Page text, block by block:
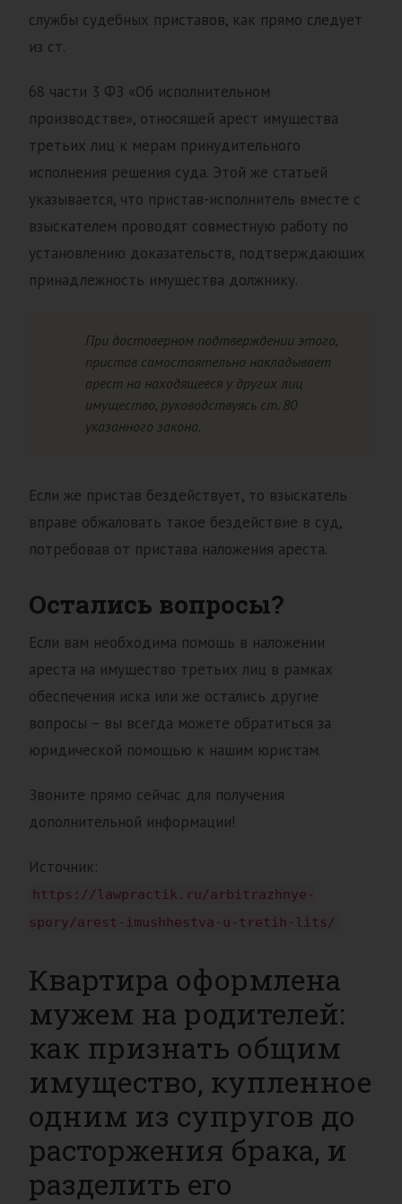
службы судебных приставов, как прямо следует
из ст.
68 части 3 ФЗ «Об исполнительном
производстве», относящей арест имущества
третьих лиц к мерам принудительного
исполнения решения суда. Этой же статьей
указывается, что пристав-исполнитель вместе с
взыскателем проводят совместную работу по
установлению доказательств, подтверждающих
принадлежность имущества должнику.
При достоверном подтверждении этого,
пристав самостоятельно накладывает
арест на находящееся у других лиц
имущество, руководствуясь ст. 80
указанного закона.
Если же пристав бездействует, то взыскатель
вправе обжаловать такое бездействие в суд,
потребовав от пристава наложения ареста.
Остались вопросы?
Если вам необходима помощь в наложении
ареста на имущество третьих лиц в рамках
обеспечения иска или же остались другие
вопросы – вы всегда можете обратиться за
юридической помощью к нашим юристам.
Звоните прямо сейчас для получения
дополнительной информации!
Источник:
https://lawpractik.ru/arbitrazhnye-
spory/arest-imushhestva-u-tretih-lits/
Квартира оформлена
мужем на родителей:
как признать общим
имущество, купленное
одним из супругов до
расторжения брака, и
разделить его